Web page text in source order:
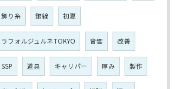
飾り糸 銀線 初夏
ラフォルジュルネTOKYO 音響 改善
SSP 道具 キャリパー 厚み 製作